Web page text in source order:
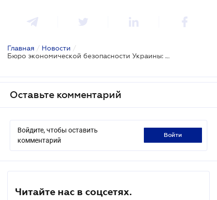
Главная / Новости /
Бюро экономической безопасности Украины: основные задачи БЭБ и условия оплаты труда
Оставьте комментарий
Войдите, чтобы оставить
комментарий
войти
Читайте нас в соцсетях.